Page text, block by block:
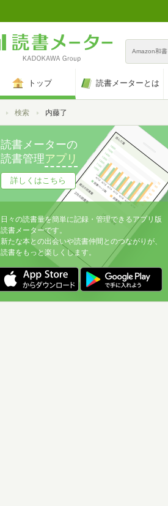
Amazon和書
トップ 読書メーターとは
トップ検索 内藤了
読書メーターの
読書管理アプリ
詳しくはこちら
日々の読書量を簡単に記録・管理できるアプリ版
読書メーターです。
新たな本との出会いや読書仲間とのつながりが、
読書をもっと楽しくします。